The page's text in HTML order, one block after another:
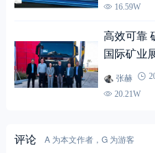
16.59W
高效可靠
国际矿业
张赫
20.21W
评论 A 为本文作者，G 为游客